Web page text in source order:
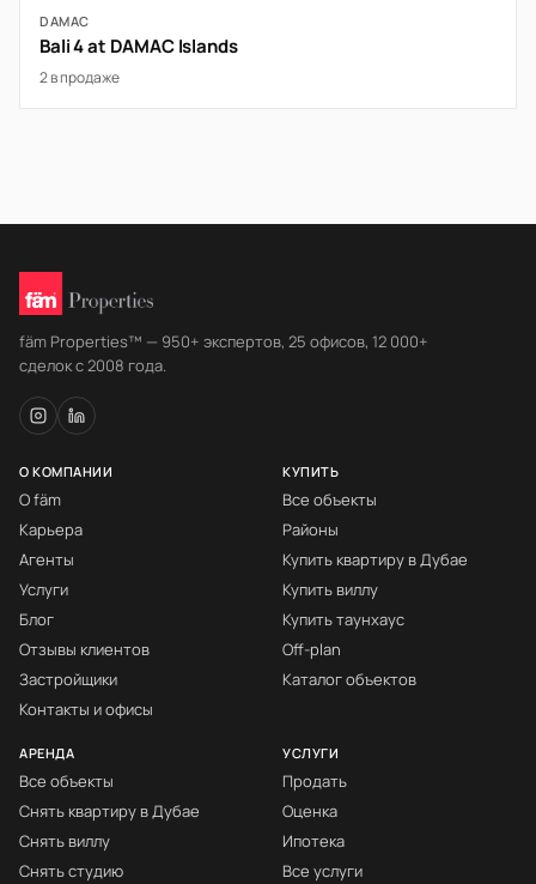
DAMAC
Bali 4 at DAMAC Islands
2 в продаже
fäm Properties™ — 950+ экспертов, 25 офисов, 12 000+
сделок с 2008 года.
О КОМПАНИИ
О fäm
Карьера
Агенты
Услуги
Блог
Отзывы клиентов
Застройщики
Контакты и офисы
КУПИТЬ
Все объекты
Районы
Купить квартиру в Дубае
Купить виллу
Купить таунхаус
Off-plan
Каталог объектов
АРЕНДА
Все объекты
Снять квартиру в Дубае
Снять виллу
Снять студию
УСЛУГИ
Продать
Оценка
Ипотека
Все услуги